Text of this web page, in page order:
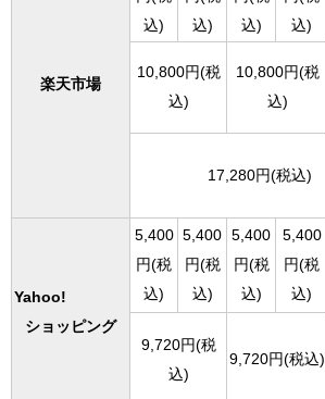
楽天市場
込)
込)
込)
込)
10,800円(税
込)
10,800円(税
込)
17,280円(税込)
Yahoo!
ショッピング
5,400
円(税
込)
5,400
円(税
込)
5,400
円(税
込)
5,400
円(税
込)
9,720円(税
込)
9,720円(税込)